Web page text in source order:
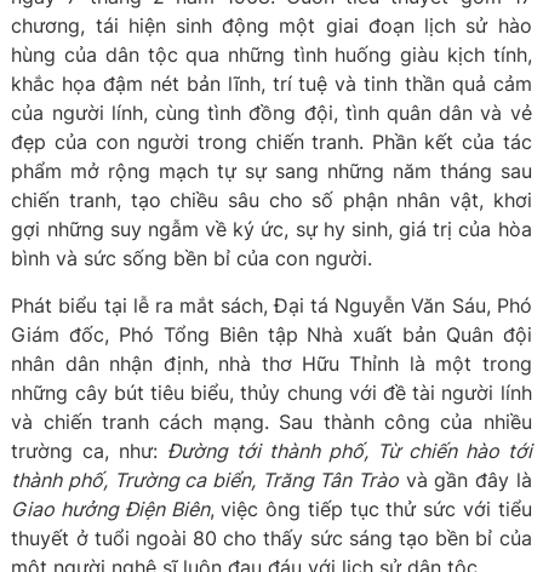
chương, tái hiện sinh động một giai đoạn lịch sử hào
hùng của dân tộc qua những tình huống giàu kịch tính,
khắc họa đậm nét bản lĩnh, trí tuệ và tinh thần quả cảm
của người lính, cùng tình đồng đội, tình quân dân và vẻ
đẹp của con người trong chiến tranh. Phần kết của tác
phẩm mở rộng mạch tự sự sang những năm tháng sau
chiến tranh, tạo chiều sâu cho số phận nhân vật, khơi
gợi những suy ngẫm về ký ức, sự hy sinh, giá trị của hòa
bình và sức sống bền bỉ của con người.
Phát biểu tại lễ ra mắt sách, Đại tá Nguyễn Văn Sáu, Phó
Giám đốc, Phó Tổng Biên tập Nhà xuất bản Quân đội
nhân dân nhận định, nhà thơ Hữu Thỉnh là một trong
những cây bút tiêu biểu, thủy chung với đề tài người lính
và chiến tranh cách mạng. Sau thành công của nhiều
trường ca, như: Đường tới thành phố, Từ chiến hào tới
thành phố, Trường ca biển, Trăng Tân Trào và gần đây là
Giao hưởng Điện Biên, việc ông tiếp tục thử sức với tiểu
thuyết ở tuổi ngoài 80 cho thấy sức sáng tạo bền bỉ của
một người nghệ sĩ luôn đau đáu với lịch sử dân tộc.